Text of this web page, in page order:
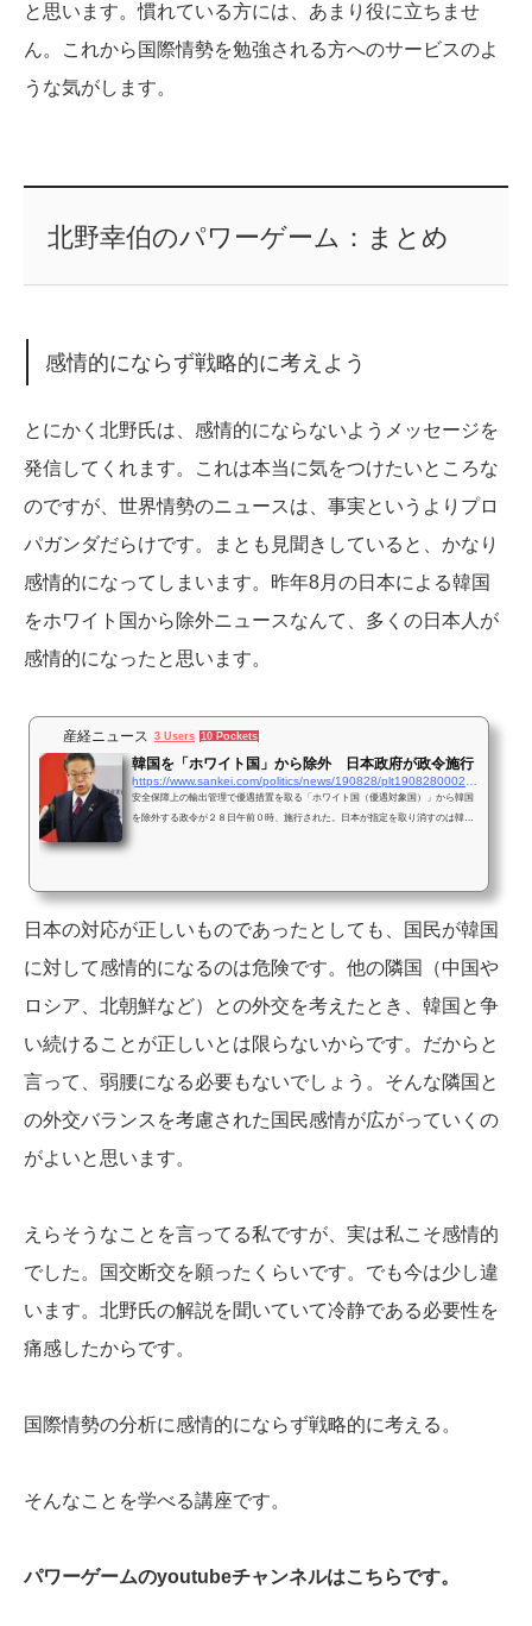
と思います。慣れている方には、あまり役に立ちませ
ん。これから国際情勢を勉強される方へのサービスのよ
うな気がします。
北野幸伯のパワーゲーム：まとめ
感情的にならず戦略的に考えよう
とにかく北野氏は、感情的にならないようメッセージを
発信してくれます。これは本当に気をつけたいところな
のですが、世界情勢のニュースは、事実というよりプロ
パガンダだらけです。まとも見聞きしていると、かなり
感情的になってしまいます。昨年8月の日本による韓国
をホワイト国から除外ニュースなんて、多くの日本人が
感情的になったと思います。
産経ニュース 3 Users 10 Pockets
韓国を「ホワイト国」から除外 日本政府が政令施行
安全保障上の輸出管理で優遇措置を取る「ホワイト国（優遇対象国）」から韓国
を除外する政令が２８日午前０時、施行された。日本が指定を取り消すのは韓国
日本の対応が正しいものであったとしても、国民が韓国
に対して感情的になるのは危険です。他の隣国（中国や
ロシア、北朝鮮など）との外交を考えたとき、韓国と争
い続けることが正しいとは限らないからです。だからと
言って、弱腰になる必要もないでしょう。 そんな隣国と
の外交バランスを考慮された国民感情が広がっていくの
がよいと思います。
えらそうなことを言ってる私ですが、実は私こそ感情的
でした。国交断交を願ったくらいです。でも今は少し違
います。北野氏の解説を聞いていて冷静である必要性を
痛感したからです。
国際情勢の分析に感情的にならず戦略的に考える。
そんなことを学べる講座です。
パワーゲームのyoutubeチャンネルはこちらです。